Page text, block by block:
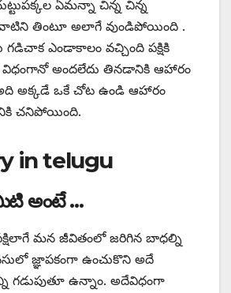
ఏమన్నా చిన్న చిన్న
వాటిని తింటూ అలాగే వుండిపోయింది .
గడిచాక ఎండాకాలం వచ్చింది పక్షికి
అందలేదు తినడానికి ఆహారం
అక్కడే ఒకే చోట ఉండి ఆహారం
చనిపోయింది.
in telugu
అంటే …
మన జీవితంలో జరిగిన బాధల్ని
జ్ఞాపకంగా ఉంచుకొని అదే
గడుపుతూ ఉన్నాం. అదేవిధంగా